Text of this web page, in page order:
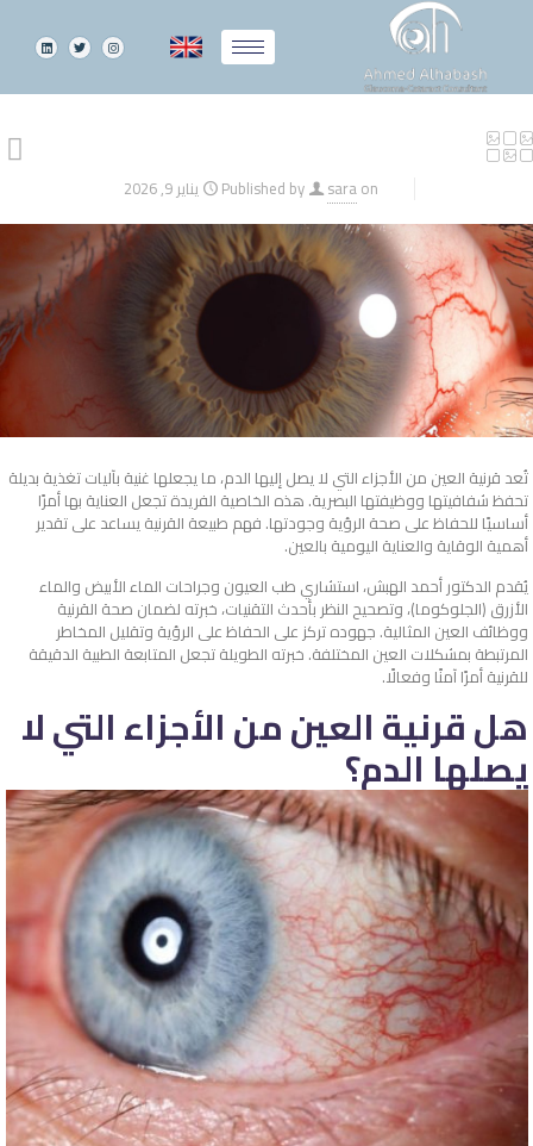
Published by saraon يناير 9, 2026
تُعد قرنية العين من الأجزاء التي لا يصل إليها الدم​، ما يجعلها غنية بآليات تغذية بديلة
تحفظ شفافيتها ووظيفتها البصرية. هذه الخاصية الفريدة تجعل العناية بها أمرًا
أساسيًا للحفاظ على صحة الرؤية وجودتها. فهم طبيعة القرنية يساعد على تقدير
أهمية الوقاية والعناية اليومية بالعين.
يُقدم الدكتور أحمد الهبش، استشاري طب العيون وجراحات الماء الأبيض والماء
الأزرق (الجلوكوما)، وتصحيح النظر بأحدث التقنيات، خبرته لضمان صحة القرنية
ووظائف العين المثالية. جهوده تركز على الحفاظ على الرؤية وتقليل المخاطر
المرتبطة بمشكلات العين المختلفة. خبرته الطويلة تجعل المتابعة الطبية الدقيقة
للقرنية أمرًا آمنًا وفعالًا.
هل قرنية العين من الأجزاء التي لا
يصلها الدم؟